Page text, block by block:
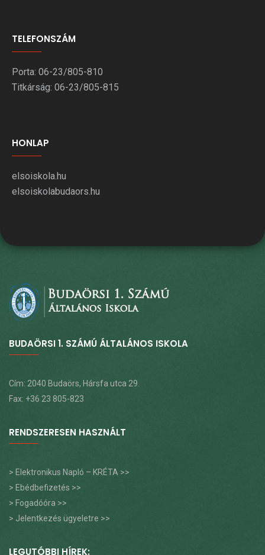
TELEFONSZÁM
Porta: 06-23/805-810
Titkárság: 06-23/805-815
HONLAP
elsoiskola.hu
elsoiskolabudaors.hu
BUDAÖRSI 1. SZÁMÚ ÁLTALÁNOS ISKOLA
Cím: 2040 Budaörs, Hársfa utca 29.
Fax: +36 23 805-823
RENDSZERESEN HASZNÁLT
> Elektronikus Napló – KRÉTA >>
> Ebédbefizetés >>
> Fogadóóra >>
> Jelentkezés ügyeletre >>
LEGUTÓBBI HÍREK: